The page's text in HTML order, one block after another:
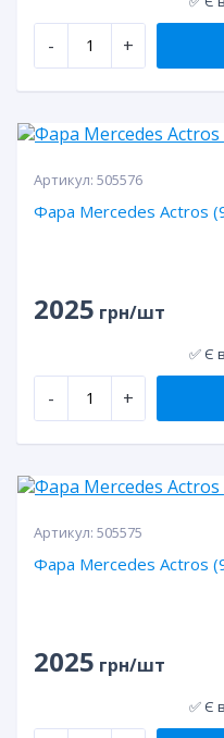
- +
Артикул: 505576
Фара Mercedes Actros
2025 грн/шт
✅ Є
- +
Артикул: 505575
Фара Mercedes Actros
2025 грн/шт
✅ Є